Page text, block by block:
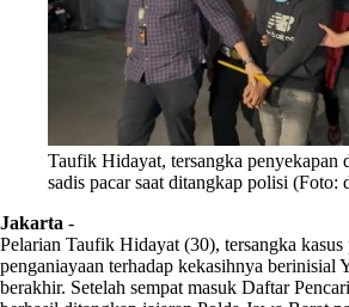
Taufik Hidayat, tersangka penyekapan
sadis pacar saat ditangkap polisi (Foto:
Jakarta -
Pelarian Taufik Hidayat (30), tersangka kasus
penganiayaan terhadap kekasihnya berinisial
berakhir. Setelah sempat masuk Daftar